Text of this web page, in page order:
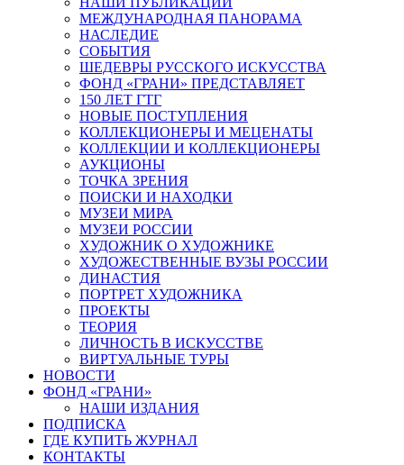
МЕЖДУНАРОДНАЯ ПАНОРАМА
НАСЛЕДИЕ
СОБЫТИЯ
ШЕДЕВРЫ РУССКОГО ИСКУССТВА
ФОНД «ГРАНИ» ПРЕДСТАВЛЯЕТ
150 ЛЕТ ГТГ
НОВЫЕ ПОСТУПЛЕНИЯ
КОЛЛЕКЦИОНЕРЫ И МЕЦЕНАТЫ
КОЛЛЕКЦИИ И КОЛЛЕКЦИОНЕРЫ
АУКЦИОНЫ
ТОЧКА ЗРЕНИЯ
ПОИСКИ И НАХОДКИ
МУЗЕИ МИРА
МУЗЕИ РОССИИ
ХУДОЖНИК О ХУДОЖНИКЕ
ХУДОЖЕСТВЕННЫЕ ВУЗЫ РОССИИ
ДИНАСТИЯ
ПОРТРЕТ ХУДОЖНИКА
ПРОЕКТЫ
ТЕОРИЯ
ЛИЧНОСТЬ В ИСКУССТВЕ
ВИРТУАЛЬНЫЕ ТУРЫ
НОВОСТИ
ФОНД «ГРАНИ»
НАШИ ИЗДАНИЯ
ПОДПИСКА
ГДЕ КУПИТЬ ЖУРНАЛ
КОНТАКТЫ